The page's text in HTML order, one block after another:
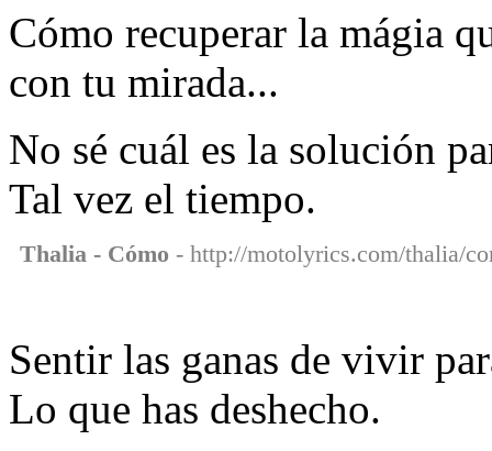
Cómo recuperar la mágia
con tu mirada...
No sé cuál es la solución
Tal vez el tiempo.
Thalia - Cómo - http://motolyrics.com/thalia/
Sentir las ganas de vivir
Lo que has deshecho.